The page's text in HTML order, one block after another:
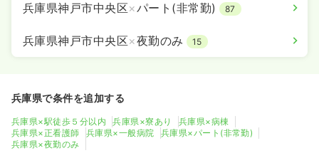
兵庫県神戸市中央区×パート(非常勤) 87
兵庫県神戸市中央区×夜勤のみ 15
兵庫県で条件を追加する
兵庫県×駅徒歩５分以内 兵庫県×寮あり
兵庫県×病棟
兵庫県×正看護師
兵庫県×一般病院
兵庫県×パート(非常勤)
兵庫県×夜勤のみ